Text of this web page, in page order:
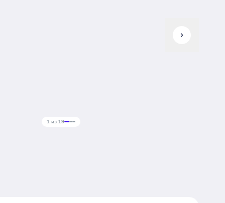
chevron_right
1 из 19